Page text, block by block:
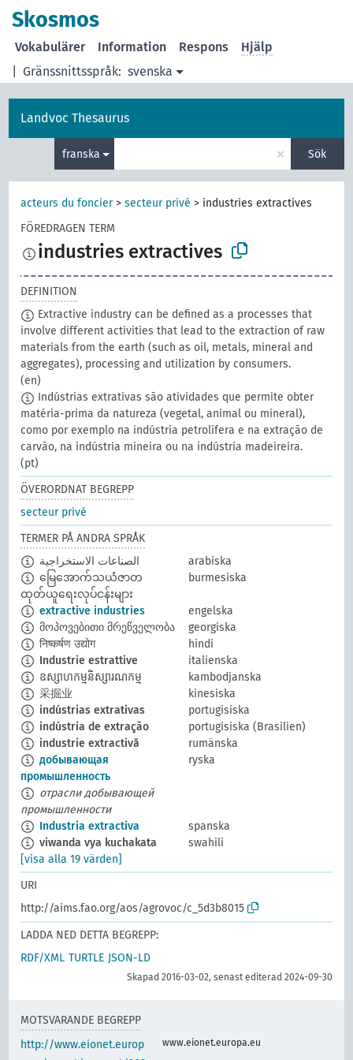
Skosmos
Gränssnittsspråk: svenska
Vokabulärer Information Respons Hjälp
Landvoc Thesaurus
franska × Sök
acteurs du foncier>secteur privé > industries extractives
FÖREDRAGEN TERM
industries extractives
DEFINITION
Extractive industry can be defined as a processes that
involve different activities that lead to the extraction of raw
materials from the earth (such as oil, metals, mineral and
aggregates), processing and utilization by consumers.
(en)
Indústrias extrativas são atividades que permite obter
matéria-prima da natureza (vegetal, animal ou mineral),
como por exemplo na indústria petrolífera e na extração de
carvão, na indústria mineira ou na indústria madeireira.
(pt)
ÖVERORDNAT BEGREPP
secteur privé
TERMER PÅ ANDRA SPRÅK
الصناعات الاستخراجية
arabiska
မြေအောက်သယံဇာတ
ထုတ်ယူရေးလုပ်ငန်းများ
burmesiska
extractive industries
engelska
მოპოვებითი მრეწველობა
georgiska
निष्कर्षण उद्योग
hindi
Industrie estrattive
italienska
ឧស្សាហកម្មនិស្សារណកម្ម
kambodjanska
采掘业
kinesiska
indústrias extrativas
portugisiska
indústria de extração
portugisiska (Brasilien)
industrie extractivă
rumänska
добывающая
промышленность
ryska
отрасли добывающей
промышленности
Industria extractiva
spanska
viwanda vya kuchakata
swahili
[visa alla 19 värden]
URI
http://aims.fao.org/aos/agrovoc/c_5d3b8015
LADDA NED DETTA BEGREPP:
RDF/XML TURTLE JSON-LD
Skapad 2016-03-02, senast editerad 2024-09-30
MOTSVARANDE BEGREPP
http://www.eionet.europ
www.eionet.europa.eu